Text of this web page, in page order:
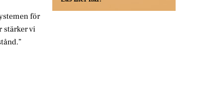
för
stärker vi